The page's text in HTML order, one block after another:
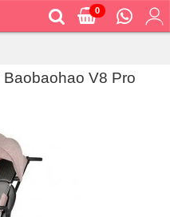
0
V8 Pro